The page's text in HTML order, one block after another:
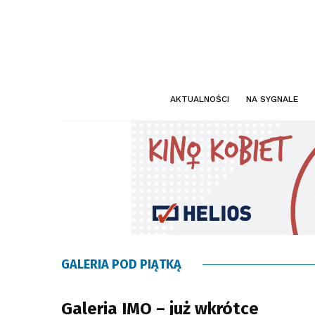
AKTUALNOŚCI NA SYGNALE
GALERIA POD PIĄTKĄ
Galeria IMO – już wkrótce